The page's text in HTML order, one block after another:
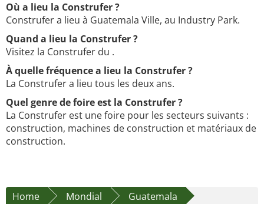
Où a lieu la Construfer ?
Construfer a lieu à Guatemala Ville, au Industry Park.
Quand a lieu la Construfer ?
Visitez la Construfer du .
À quelle fréquence a lieu la Construfer ?
La Construfer a lieu tous les deux ans.
Quel genre de foire est la Construfer ?
La Construfer est une foire pour les secteurs suivants :
construction, machines de construction et matériaux de
construction.
Home Mondial
Guatemala